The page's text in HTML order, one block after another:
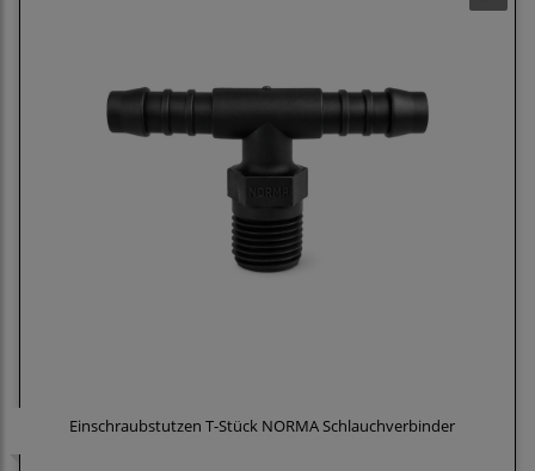
Einschraubstutzen T-Stück NORMA Schlauchverbinder